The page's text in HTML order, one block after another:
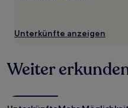
Unterkünfte anzeigen
Weiter